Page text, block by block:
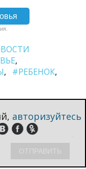
#РЕБЕНОК
авторизуйтесь